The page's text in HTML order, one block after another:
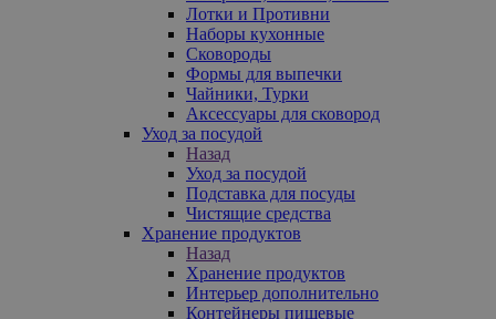
Лотки и Противни
Наборы кухонные
Сковороды
Формы для выпечки
Чайники, Турки
Аксессуары для сковород
Уход за посудой
Назад
Уход за посудой
Подставка для посуды
Чистящие средства
Хранение продуктов
Назад
Хранение продуктов
Интерьер дополнительно
Контейнеры пищевые